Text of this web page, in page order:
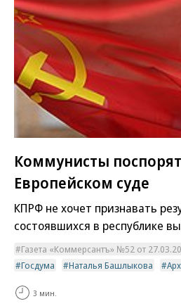
Коммунисты
Европейском суде
КПРФ не хочет признавать
состоявшихся в республике
Газета «Коммерсантъ» №52 от
Госдума
Наталья Башлыкова
3 мин.